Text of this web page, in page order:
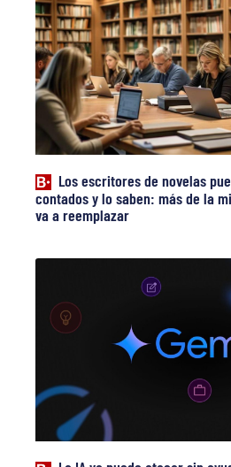
Los escritores de novelas
contados y lo saben: más de la
va a reemplazar